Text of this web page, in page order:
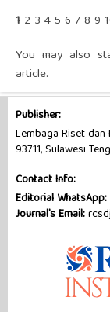
1 2 3 45 6 78 9
You may also
article.
Publisher:
Lembaga Riset
93711, Sulawesi
Contact Info:
Editorial WhatsApp:
Journal's Email: